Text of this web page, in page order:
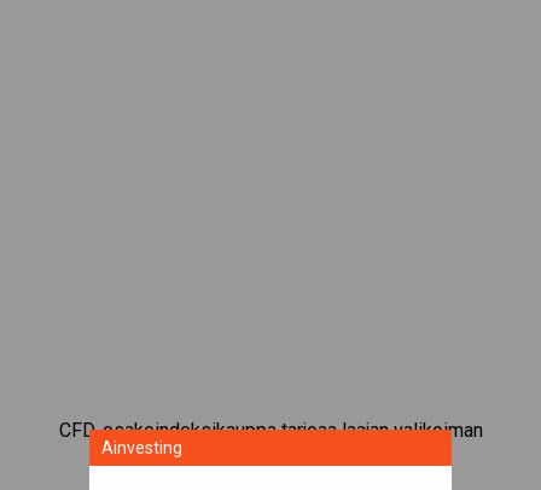
CFD-osakeindeksikauppa tarjoaa laajan valikoiman
sijoitusmahdollisuuksia.
Ainvesting